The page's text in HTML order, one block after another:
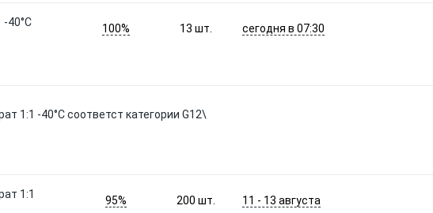
40°C
100% 13шт. сегодня в 07:30
1:1 -40°C соответст категории G12\
1:1
95% 200шт. 11 - 13 августа